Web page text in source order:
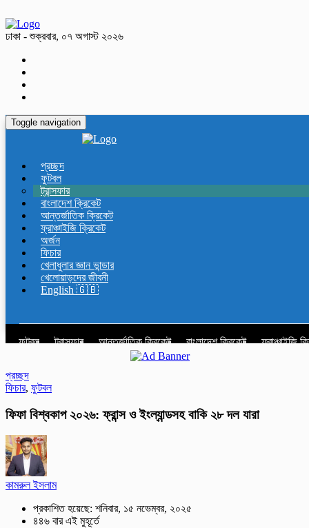
ঢাকা - শুক্রবার, ০৭ অগাস্ট ২০২৬
Toggle navigation
প্রচ্ছদ
ফুটবল
ট্রান্সফার
বাংলাদেশ ক্রিকেট
আন্তর্জাতিক ক্রিকেট
ফ্রাঞ্চাইজি ক্রিকেট
অর্জন
ফিচার
খেলাধুলার জ্ঞান ভান্ডার
খেলোয়াড়দের জীবনী
English 🇬🇧
ফুটবল ট্রান্সফার আন্তর্জাতিক ক্রিকেট বাংলাদেশ ক্রিকেট ফ্রাঞ্চাইজি
প্রচ্ছদ
ফিচার, ফুটবল
ফিফা বিশ্ব‌কাপ ২০২৬: ফ্রান্স ও ইংল্যান্ডসহ বাকি ২৮ দল যারা
কামরুল ইসলাম
প্রকাশিত হয়েছে: শনিবার, ১৫ নভেম্বর, ২০২৫
৪৪৬ বার এই মুহূর্তে